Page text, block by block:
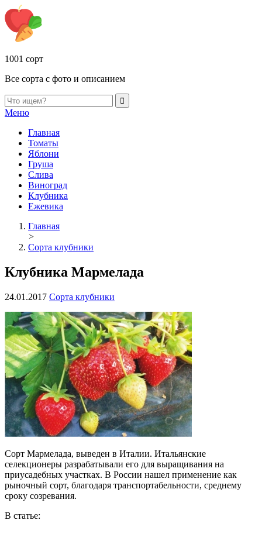
1001 сорт
Все сорта с фото и описанием
Меню
Главная
Томаты
Яблони
Груша
Слива
Виноград
Клубника
Ежевика
Главная
>
Сорта клубники
Клубника Мармелада
24.01.2017 Сорта клубники
Сорт Мармелада, выведен в Италии. Итальянские
селекционеры разрабатывали его для выращивания на
приусадебных участках. В России нашел применение как
рыночный сорт, благодаря транспортабельности, среднему
сроку созревания.
В статье: